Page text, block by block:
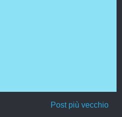
Post più vecchio